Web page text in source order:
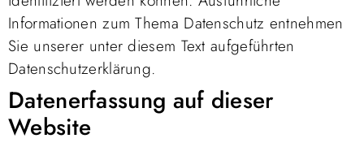
Informationen zum Thema Datenschutz entnehmen
Sie unserer unter diesem Text aufgeführten
Datenschutzerklärung.
Datenerfassung auf dieser
Website